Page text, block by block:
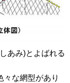
あみ)とよばれる
々な網型があり